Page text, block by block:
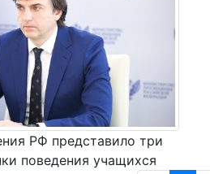
РФ представило три
поведения учащихся